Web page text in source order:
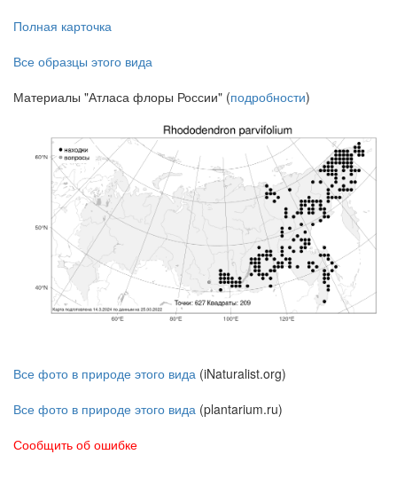
Полная карточка
Все образцы этого вида
Материалы "Атласа флоры России" (подробности)
Все фото в природе этого вида (iNaturalist.org)
Все фото в природе этого вида (plantarium.ru)
Сообщить об ошибке